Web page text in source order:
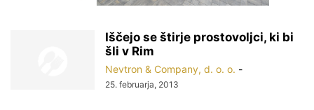
Iščejo se štirje prostovoljci, ki bi
šli v Rim
Nevtron & Company, d. o. o. -
25. februarja, 2013